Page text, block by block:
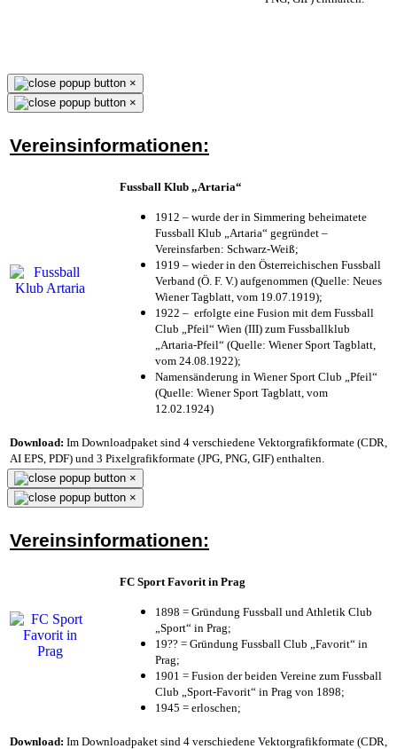
×
×
Vereinsinformationen:
Fussball Klub „Artaria“
1912 – wurde der in Simmering beheimatete
Fussball Klub „Artaria“ gegründet –
Vereinsfarben: Schwarz-Weiß;
1919 – wieder in den Österreichischen Fussball
Verband (Ö. F. V.) aufgenommen (Quelle: Neues
Wiener Tagblatt, vom 19.07.1919);
1922 – erfolgte eine Fusion mit dem Fussball
Club „Pfeil“ Wien (III) zum Fussballklub
„Artaria-Pfeil“ (Quelle: Wiener Sport Tagblatt,
vom 24.08.1922);
Namensänderung in Wiener Sport Club „Pfeil“
(Quelle: Wiener Sport Tagblatt, vom
12.02.1924)
Download: Im Downloadpaket sind 4 verschiedene Vektorgrafikformate (CDR,
AI EPS, PDF) und 3 Pixelgrafikformate (JPG, PNG, GIF) enthalten.
×
×
Vereinsinformationen:
FC Sport Favorit in Prag
1898 = Gründung Fussball und Athletik Club
„Sport“ in Prag;
19?? = Gründung Fussball Club „Favorit“ in
Prag;
1901 = Fusion der beiden Vereine zum Fussball
Club „Sport-Favorit“ in Prag von 1898;
1945 = erloschen;
Download: Im Downloadpaket sind 4 verschiedene Vektorgrafikformate (CDR,